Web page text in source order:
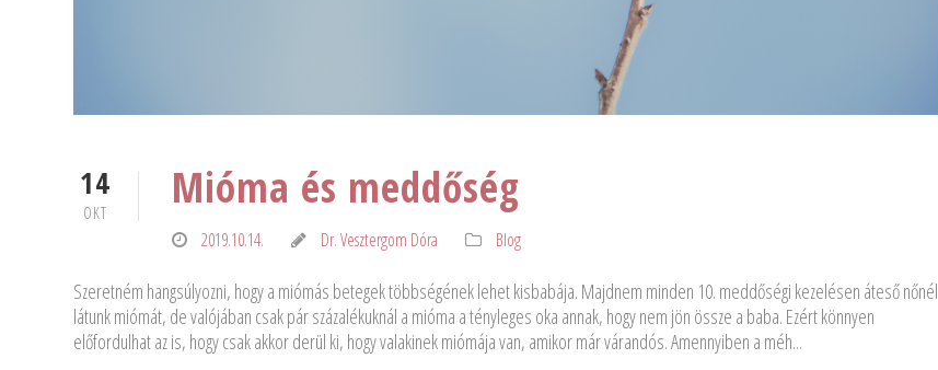
14
OKT Mióma és meddőség
2019.10.14. Dr. Vesztergom Dóra Blog
Szeretném hangsúlyozni, hogy a miómás betegek többségének lehet kisbabája. Majdnem minden 10. meddőségi kezelésen áteső nőnél
látunk miómát, de valójában csak pár százalékuknál a mióma a tényleges oka annak, hogy nem jön össze a baba. Ezért könnyen
előfordulhat az is, hogy csak akkor derül ki, hogy valakinek miómája van, amikor már várandós. Amennyiben a méh...